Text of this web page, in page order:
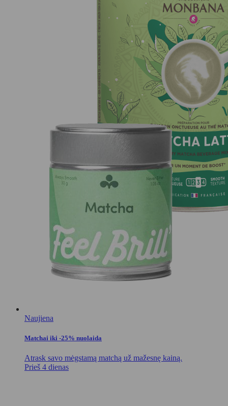
Naujiena
Matchai iki -25% nuolaida
Atrask savo mėgstamą matchą už mažesnę kainą.
Prieš 4 dienas